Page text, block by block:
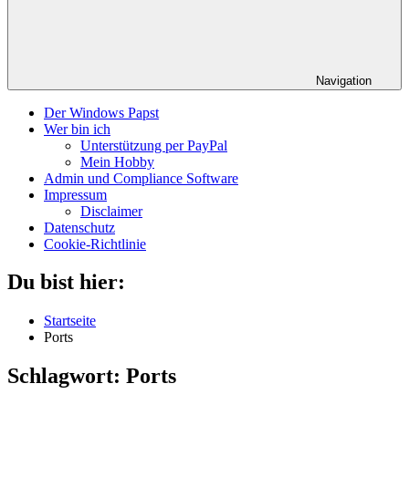
Navigation
Der Windows Papst
Wer bin ich
Unterstützung per PayPal
Mein Hobby
Admin und Compliance Software
Impressum
Disclaimer
Datenschutz
Cookie-Richtlinie
Du bist hier:
Startseite
Ports
Schlagwort: Ports